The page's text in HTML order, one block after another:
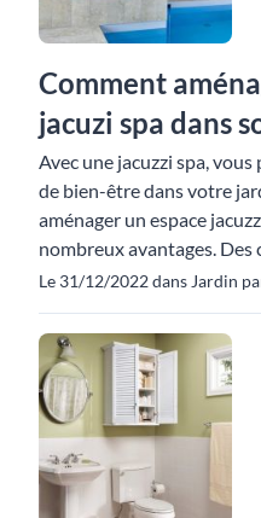
Comment
jacuzi spa dans
Avec une jacuzzi spa,
de bien-être dans votre
aménager un espace
nombreux avantages. Des
Le 31/12/2022 dans Jardin